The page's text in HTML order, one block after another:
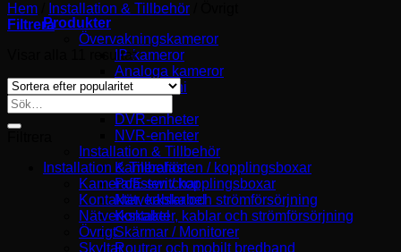
Produkter
Övervakningskameror
IP-kameror
Analoga kameror
Porttelefoni
DVR-enheter
NVR-enheter
Installation & Tillbehör
Kamerafästen / kopplingsboxar
PoE-switchar
Nätverkskabel
Kontakter, kablar och strömförsörjning
Skärmar / Monitorer
Routrar och mobilt bredband
Hem Installation & Tillbehör
Filtrera
Visar alla 11 resultatSortera
efter
popularitet
Sök
efter:
Installation & Tillbehör
Kamerafästen / kopplingsboxar
Kontakter, kablar och strömförsörjning
Nätverkskabel
Övrigt
Skyltar